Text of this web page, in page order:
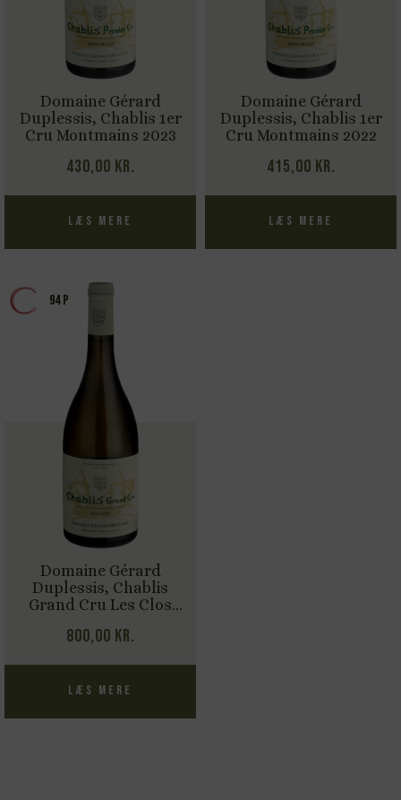
Domaine Gérard
Duplessis, Chablis 1er
Cru Montmains 2023
430,00 kr.
Læs mere
Domaine Gérard
Duplessis, Chablis 1er
Cru Montmains 2022
415,00 kr.
Læs mere
94 P
Domaine Gérard
Duplessis, Chablis
Grand Cru Les Clos
800,00 kr.
Læs mere